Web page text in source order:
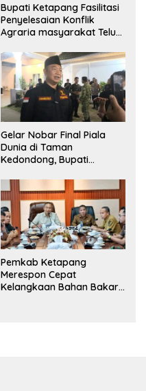
Bupati Ketapang Fasilitasi
Penyelesaian Konflik
Agraria masyarakat Teluk
Bersama Komisi II DPR RI
Gelar Nobar Final Piala
Dunia di Taman
Kedondong, Bupati
Argentina Juara!
Pemkab Ketapang
Merespon Cepat
Kelangkaan Bahan Bakar